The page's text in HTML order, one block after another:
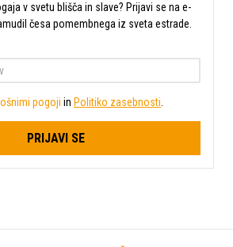
v svetu blišča in slave? Prijavi se na e-
česa pomembnega iz sveta estrade.
pogoji in Politiko zasebnosti
PRIJAVI SE